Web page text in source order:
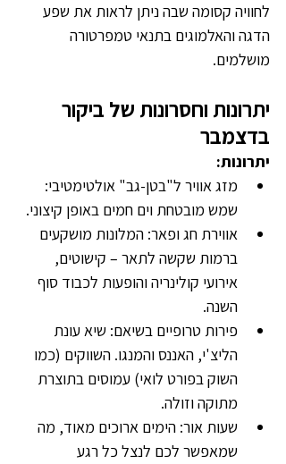
לחוויה קסומה שבה ניתן לראות את שפע
הדגה והאלמוגים בתנאי טמפרטורה
מושלמים.
יתרונות וחסרונות של ביקור
בדצמבר
יתרונות:
מזג אוויר ל"בטן-גב" אולטימטיבי:
שמש מובטחת וים חמים באופן קיצוני.
אווירת חג ופאר: המלונות מושקעים
ברמות שקשה לתאר – קישוטים,
אירועי קולינריה והופעות לכבוד סוף
השנה.
פירות טרופיים בשיאם: שיא עונת
הליצ'י, האננס והמנגו. השווקים (כמו
השוק בפורט לואי) עמוסים בתוצרת
מתוקה וזולה.
שעות אור: הימים ארוכים מאוד, מה
שמאפשר לכם לנצל כל רגע